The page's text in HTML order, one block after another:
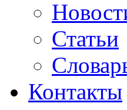
Статьи
Контакты